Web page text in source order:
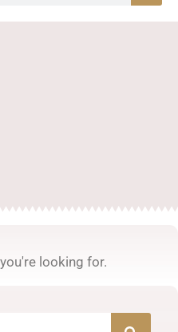
looking for.